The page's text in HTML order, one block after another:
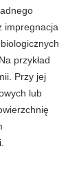
impregnacja
przykład
Przy jej
lub